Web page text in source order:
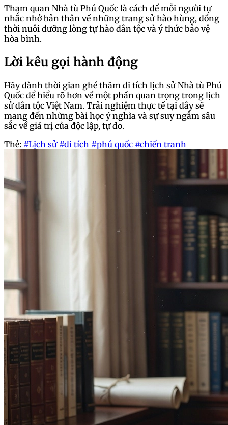
Tham quan Nhà tù Phú Quốc là cách để mỗi người tự
nhắc nhở bản thân về những trang sử hào hùng, đồng
thời nuôi dưỡng lòng tự hào dân tộc và ý thức bảo vệ
hòa bình.
Lời kêu gọi hành động
Hãy dành thời gian ghé thăm di tích lịch sử Nhà tù Phú
Quốc để hiểu rõ hơn về một phần quan trọng trong lịch
sử dân tộc Việt Nam. Trải nghiệm thực tế tại đây sẽ
mang đến những bài học ý nghĩa và sự suy ngẫm sâu
sắc về giá trị của độc lập, tự do.
Thẻ: #Lịch sử #di tích #phú quốc #chiến tranh